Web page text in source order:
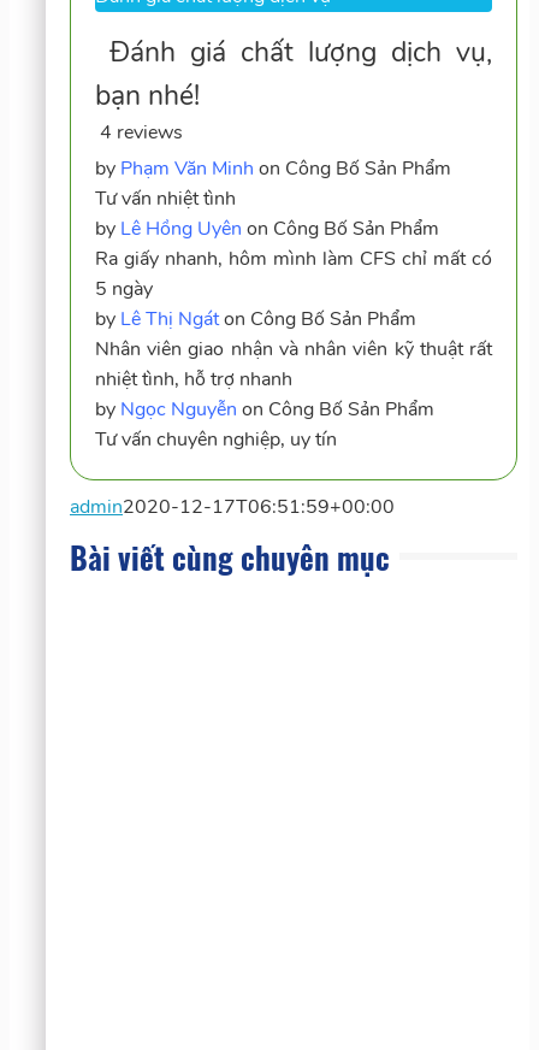
4 reviews
by Phạm Văn Minh on Công Bố Sản Phẩm
Tư vấn nhiệt tình
by Lê Hồng Uyên on Công Bố Sản Phẩm
Ra giấy nhanh, hôm mình làm CFS chỉ mất có
5 ngày
by Lê Thị Ngáton Công Bố Sản Phẩm
Nhân viên giao nhận và nhân viên kỹ thuật rất
nhiệt tình, hỗ trợ nhanh
by Ngọc Nguyễn on Công Bố Sản Phẩm
Tư vấn chuyên nghiệp, uy tín
admin2020-12-17T06:51:59+00:00
Bài viết cùng chuyên mục